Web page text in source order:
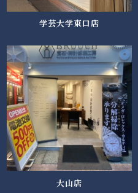
学芸大学東口店
大山店